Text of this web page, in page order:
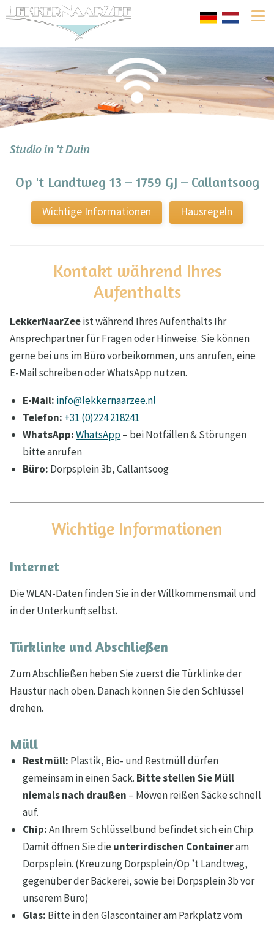
Studio in 't Duin
Op 't Landtweg 13 – 1759 GJ – Callantsoog
Wichtige Informationen Hausregeln
Kontakt während Ihres
Aufenthalts
LekkerNaarZeeist während Ihres Aufenthalts Ihr
Ansprechpartner für Fragen oder Hinweise. Sie können
gerne bei uns im Büro vorbeikommen, uns anrufen, eine
E-Mail schreiben oder WhatsApp nutzen.
E-Mail: info@lekkernaarzee.nl
Telefon: +31 (0)224 218241
WhatsApp:WhatsApp– bei Notfällen & Störungen
bitte anrufen
Büro: Dorpsplein 3b, Callantsoog
Wichtige Informationen
Internet
Die WLAN-Daten finden Sie in der Willkommensmail und
in der Unterkunft selbst.
Türklinke und Abschließen
Zum Abschließen heben Sie zuerst die Türklinke der
Haustür nach oben. Danach können Sie den Schlüssel
drehen.
Müll
Restmüll: Plastik, Bio- und Restmüll dürfen
gemeinsam in einen Sack. Bitte stellen Sie Müll
niemals nach draußen – Möwen reißen Säcke schnell
auf.
Chip:An Ihrem Schlüsselbund befindet sich ein Chip.
Damit öffnen Sie die unterirdischen Containeram
Dorpsplein. (Kreuzung Dorpsplein/Op ’t Landtweg,
gegenüber der Bäckerei, sowie bei Dorpsplein 3b vor
unserem Büro)
Glas: Bitte in den Glascontainer am Parkplatz vom